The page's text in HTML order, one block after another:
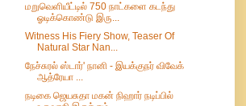
மறுவெளியீட்டில் 750 நாட்களை கடந்து
ஓடிக்கொண்டு இரு...
Witness His Fiery Show, Teaser Of
Natural Star Nan...
நேச்சுரல் ஸ்டார்' நானி - இயக்குநர் விவேக்
ஆத்ரேயா ...
நடிகை ஜெயசுதா மகன் நிஹார் நடிப்பில்